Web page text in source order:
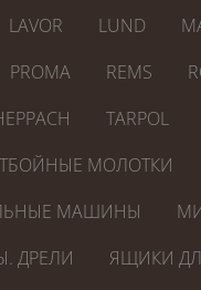
LAVOR LUND
PROMA REMS
TARPOL
МОЛОТКИ
МАШИНЫ
ДРЕЛИ
ЯЩИКИ